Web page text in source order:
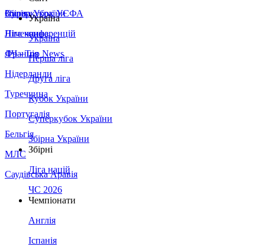
Збірна України
Італія
Німеччина
Франція
Нідерланди
Туреччина
Португалія
Бельгія
МЛС
Саудівська Аравія
Суперкубок УЄФА
Ліга конференцій
ЛЧ - Top News
Україна
Україна
Перша ліга
Друга ліга
Кубок України
Суперкубок України
Збірна України
Збірні
Ліга націй
ЧС 2026
Чемпіонати
Англія
Іспанія